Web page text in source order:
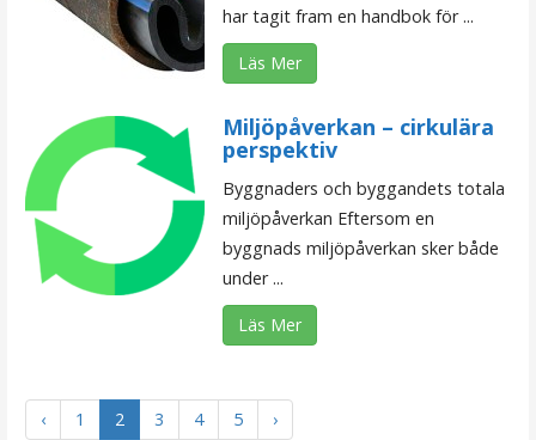
har tagit fram en handbok för ...
Läs Mer
Miljöpåverkan – cirkulära
perspektiv
Byggnaders och byggandets totala
miljöpåverkan Eftersom en
byggnads miljöpåverkan sker både
under ...
Läs Mer
‹ 1 2 3 4 5 ›